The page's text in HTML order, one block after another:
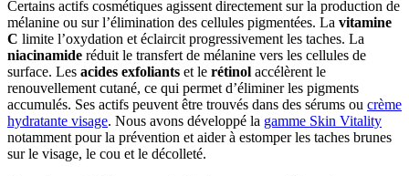
Certains actifs cosmétiques agissent directement sur la production de
mélanine ou sur l’élimination des cellules pigmentées. La vitamine
C limite l’oxydation et éclaircit progressivement les taches. La
niacinamide réduit le transfert de mélanine vers les cellules de
surface. Les acides exfoliants et le rétinol accélèrent le
renouvellement cutané, ce qui permet d’éliminer les pigments
accumulés. Ses actifs peuvent être trouvés dans des sérums ou crème
hydratante visage. Nous avons développé la gamme Skin Vitality
notamment pour la prévention et aider à estomper les taches brunes
sur le visage, le cou et le décolleté.